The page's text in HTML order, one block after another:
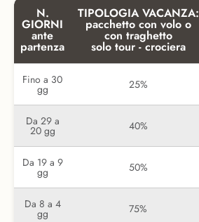
N.
GIORNI
ante
partenza
TIPOLOGIA VACANZA:
pacchetto con volo o
con traghetto
solo tour - crociera
Fino a 30
gg 25%
Da 29 a
20 gg 40%
Da 19 a 9
gg 50%
Da 8 a 4
gg 75%